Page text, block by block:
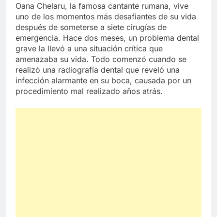
Oana Chelaru, la famosa cantante rumana, vive
uno de los momentos más desafiantes de su vida
después de someterse a siete cirugías de
emergencia. Hace dos meses, un problema dental
grave la llevó a una situación crítica que
amenazaba su vida. Todo comenzó cuando se
realizó una radiografía dental que reveló una
infección alarmante en su boca, causada por un
procedimiento mal realizado años atrás.